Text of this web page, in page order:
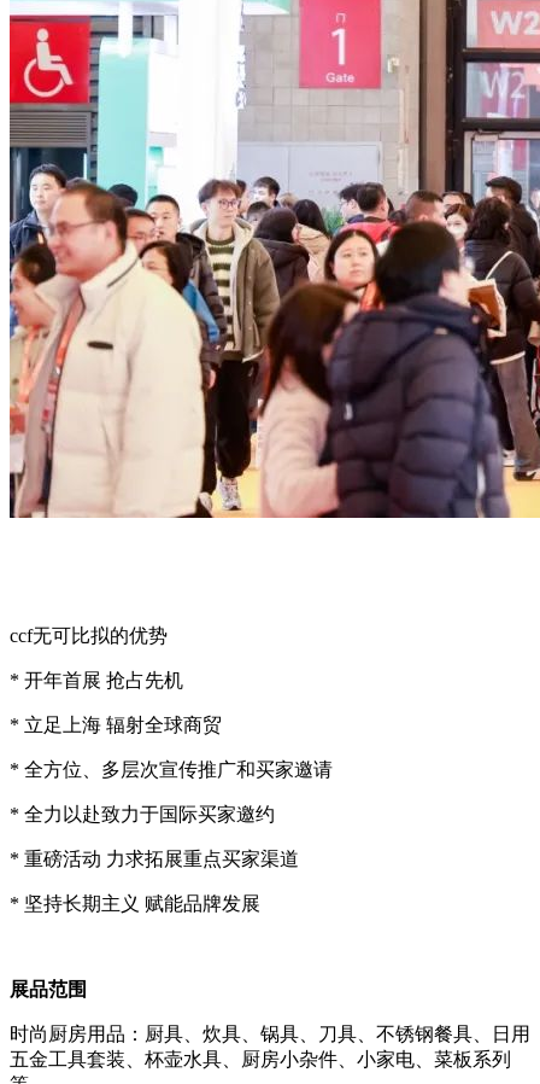
ccf无可比拟的优势
* 开年首展 抢占先机
* 立足上海 辐射全球商贸
* 全方位、多层次宣传推广和买家邀请
* 全力以赴致力于国际买家邀约
* 重磅活动 力求拓展重点买家渠道
* 坚持长期主义 赋能品牌发展
展品范围
时尚厨房用品：厨具、炊具、锅具、刀具、不锈钢餐具、日用
五金工具套装、杯壶水具、厨房小杂件、小家电、菜板系列